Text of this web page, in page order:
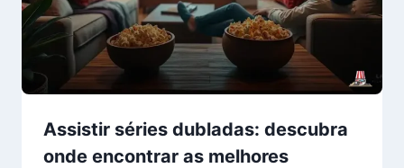
Assistir séries dubladas: descubra
onde encontrar as melhores